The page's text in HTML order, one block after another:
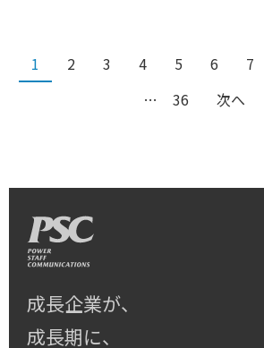
1 2 3 4 5 6 7
…
36 次へ
成長企業が、
成長期に、